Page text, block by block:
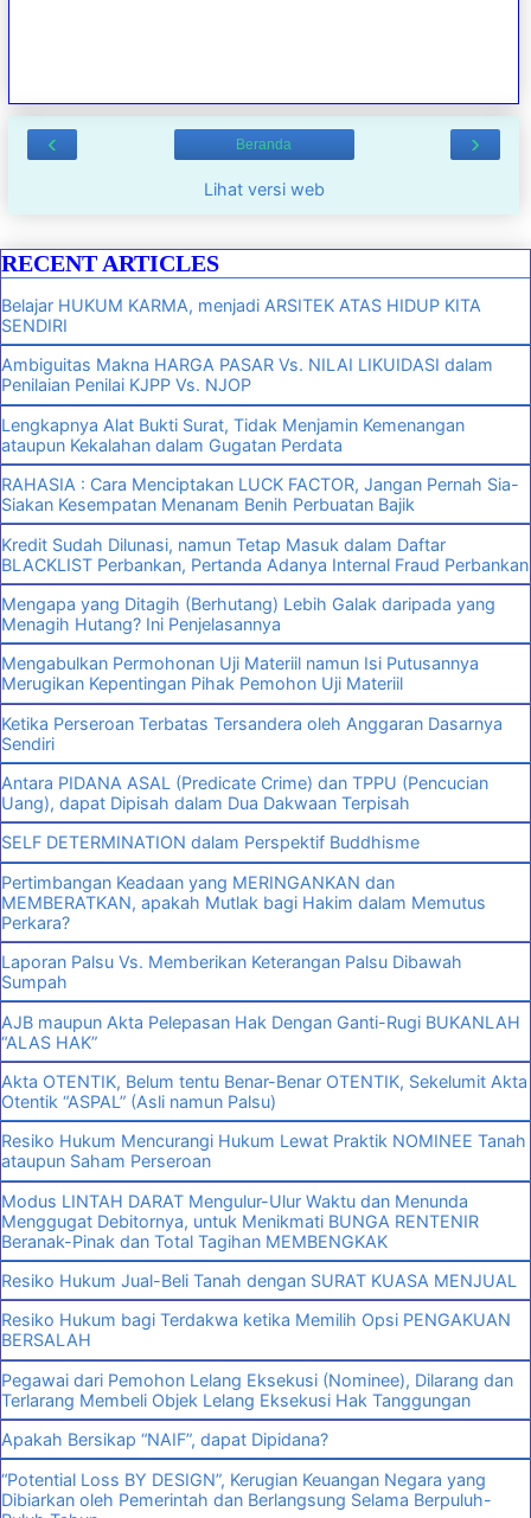
‹ ›
Beranda
Lihat versi web
RECENT ARTICLES
Belajar HUKUM KARMA, menjadi ARSITEK ATAS HIDUP KITA
SENDIRI
Ambiguitas Makna HARGA PASAR Vs. NILAI LIKUIDASI dalam
Penilaian Penilai KJPP Vs. NJOP
Lengkapnya Alat Bukti Surat, Tidak Menjamin Kemenangan
ataupun Kekalahan dalam Gugatan Perdata
RAHASIA : Cara Menciptakan LUCK FACTOR, Jangan Pernah Sia-
Siakan Kesempatan Menanam Benih Perbuatan Bajik
Kredit Sudah Dilunasi, namun Tetap Masuk dalam Daftar
BLACKLIST Perbankan, Pertanda Adanya Internal Fraud Perbankan
Mengapa yang Ditagih (Berhutang) Lebih Galak daripada yang
Menagih Hutang? Ini Penjelasannya
Mengabulkan Permohonan Uji Materiil namun Isi Putusannya
Merugikan Kepentingan Pihak Pemohon Uji Materiil
Ketika Perseroan Terbatas Tersandera oleh Anggaran Dasarnya
Sendiri
Antara PIDANA ASAL (Predicate Crime) dan TPPU (Pencucian
Uang), dapat Dipisah dalam Dua Dakwaan Terpisah
SELF DETERMINATION dalam Perspektif Buddhisme
Pertimbangan Keadaan yang MERINGANKAN dan
MEMBERATKAN, apakah Mutlak bagi Hakim dalam Memutus
Perkara?
Laporan Palsu Vs. Memberikan Keterangan Palsu Dibawah
Sumpah
AJB maupun Akta Pelepasan Hak Dengan Ganti-Rugi BUKANLAH
“ALAS HAK”
Akta OTENTIK, Belum tentu Benar-Benar OTENTIK, Sekelumit Akta
Otentik “ASPAL” (Asli namun Palsu)
Resiko Hukum Mencurangi Hukum Lewat Praktik NOMINEE Tanah
ataupun Saham Perseroan
Modus LINTAH DARAT Mengulur-Ulur Waktu dan Menunda
Menggugat Debitornya, untuk Menikmati BUNGA RENTENIR
Beranak-Pinak dan Total Tagihan MEMBENGKAK
Resiko Hukum Jual-Beli Tanah dengan SURAT KUASA MENJUAL
Resiko Hukum bagi Terdakwa ketika Memilih Opsi PENGAKUAN
BERSALAH
Pegawai dari Pemohon Lelang Eksekusi (Nominee), Dilarang dan
Terlarang Membeli Objek Lelang Eksekusi Hak Tanggungan
Apakah Bersikap “NAIF”, dapat Dipidana?
“Potential Loss BY DESIGN”, Kerugian Keuangan Negara yang
Dibiarkan oleh Pemerintah dan Berlangsung Selama Berpuluh-